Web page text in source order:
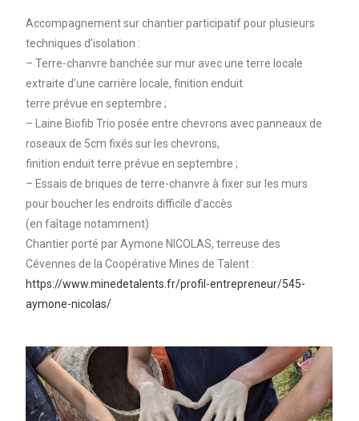
Accompagnement sur chantier participatif pour plusieurs
techniques d’isolation :
– Terre-chanvre banchée sur mur avec une terre locale
extraite d’une carrière locale, finition enduit
terre prévue en septembre ;
– Laine Biofib Trio posée entre chevrons avec panneaux de
roseaux de 5cm fixés sur les chevrons,
finition enduit terre prévue en septembre ;
– Essais de briques de terre-chanvre à fixer sur les murs
pour boucher les endroits difficile d’accès
(en faîtage notamment)
Chantier porté par Aymone NICOLAS, terreuse des
Cévennes de la Coopérative Mines de Talent :
https://www.minedetalents.fr/profil-entrepreneur/545-
aymone-nicolas/